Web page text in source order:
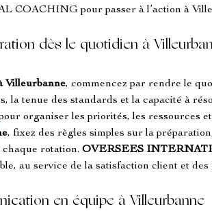
COACHING pour passer à l’action à
dès le quotidien à
Villeurbanne, commencez par rendre le
la tenue des standards et la capacité à
organiser les priorités, les ressources
, fixez des règles simples sur la
rotation. OVERSEES
au service de la satisfaction client et des
en équipe à Villeurbanne